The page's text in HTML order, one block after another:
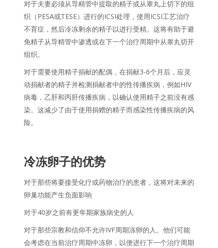
对于夫妻必须从导精管中提取的精子或从睾丸上切下的组
织（PESA或TESE）进行的ICSI处理，使用ICSI工艺治疗
不育症，然后冷冻剩余的精子以进行受精。这将有助于避
免精子从导精管中渗透或在下一个治疗周期中从睾丸切开
组织。
对于需要使用精子捐献的配偶，在捐献3-6个月后，应灵
动捐献者的精子并检测捐献者中的性传播疾病，例如HIV
病毒，乙肝和丙肝传播疾病，以确认使用精子之前没有感
染。这减少了由于使用捐赠的精子而感染性传播疾病的风
险。
冷冻卵子的优势
对于那些将要接受化疗或药物治疗的患者，这将对未来的
卵巢功能产生负面影响
对于40岁之前有更年期家族病史的人
对于那些宗教和信仰不允许IVF周期冻卵的人。他们可能
会考虑在当前治疗周期中冻卵，以便进行下一个治疗周期